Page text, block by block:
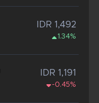
IDR 1,492
1.34%
IDR 1,191
-0.45%